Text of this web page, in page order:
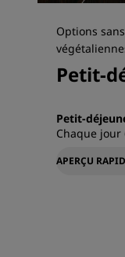
Options
Petit-
Petit-
Chaque jour
APERÇU